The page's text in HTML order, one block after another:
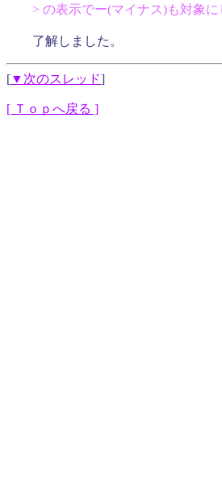
> の表示でー(マイナス)も対象に
了解しました。
[▼次のスレッド]
[ Ｔｏｐへ戻る ]